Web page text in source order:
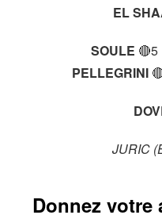
EL
SOULE 🔴5
PELLEGRINI
JURIC
Donnez votre